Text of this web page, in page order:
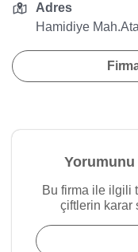
Adres
Hamidiye
Bu firma ile ilgili
çiftlerin karar